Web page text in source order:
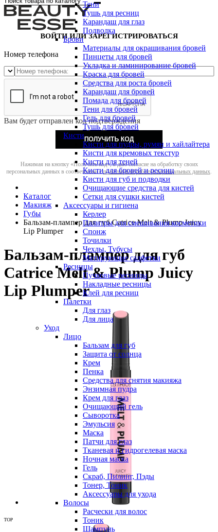
Тени
Тушь для ресниц
Карандаш для глаз
Подводка
Брови
Материалы для окрашивания бровей
Пинцеты для бровей
Укладка и ламинирование бровей
Краска для бровей
Средства для роста бровей
Карандаш для бровей
Помада для бровей
Тени для бровей
Гель для бровей
Тушь для бровей
Кисти
Кисти для пудры, румян и хайлайтера
Кисти для кремовых текстур
Кисти для теней
Кисти для бровей и ресниц
Кисти для губ и подводки
Очищающие средства для кистей
Сетки для сушки кистей
Аксессуары и гигиена
Керлер
Палитры для смешивания косметики
Спонж
Точилки
Чехлы, Тубусы
Матирующие салфетки
Ресницы
Пучковые ресницы
Накладные ресницы
Клей для ресниц
Палетки
Для глаз
Для лица
Уход
Лицо
Бальзам для губ
Защита от солнца
Крем
Пенка
Средства для снятия макияжа
Энзимная пудра
Крем для глаз
Очищающий гель
Сыворотка
Эмульсия
Маска
Патчи для глаз
Тканевая и гидрогелевая маска
Ночная маска
Гель
Скраб, Пилинг, Пэды
Тонер, Тоник
Аксессуары для ухода
Волосы
Расчески для волос
Тоник
Шампунь
ВОЙТИ ИЛИ ЗАРЕГИСТРИРОВАТЬСЯ
Номер телефона
Вам будет отправлен код подтверждения
ПОЛУЧИТЬ КОД
Нажимая на кнопку «Получить код», я даю согласие на обработку своих
персональных данных в соответствии сполитикой обработки персональных данных.
Каталог
Макияж
Губы
Бальзам-плампер для губ Catrice Melt & Plump Juicy
Lip Plumper
Бальзам-плампер для губ
Catrice Melt & Plump Juicy
Lip Plumper
TOP